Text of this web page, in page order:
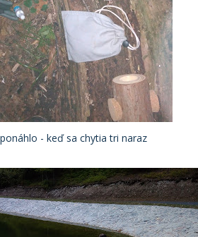
- keď sa chytia tri naraz